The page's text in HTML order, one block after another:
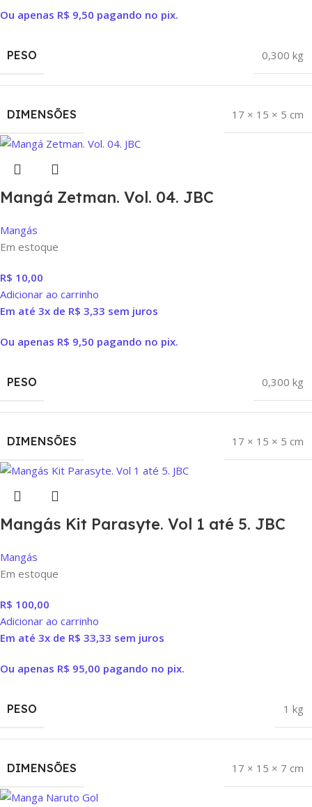
Ou apenas R$ 9,50 pagando no pix.
PESO 0,300 kg
DIMENSÕES 17 × 15 × 5 cm
Mangá Zetman. Vol. 04. JBC
Mangás
Em estoque
R$ 10,00
Adicionar ao carrinho
Em até 3x de R$ 3,33 sem juros
Ou apenas R$ 9,50 pagando no pix.
PESO 0,300 kg
DIMENSÕES 17 × 15 × 5 cm
Mangás Kit Parasyte. Vol 1 até 5. JBC
Mangás
Em estoque
R$ 100,00
Adicionar ao carrinho
Em até 3x de R$ 33,33 sem juros
Ou apenas R$ 95,00 pagando no pix.
PESO 1 kg
DIMENSÕES 17 × 15 × 7 cm